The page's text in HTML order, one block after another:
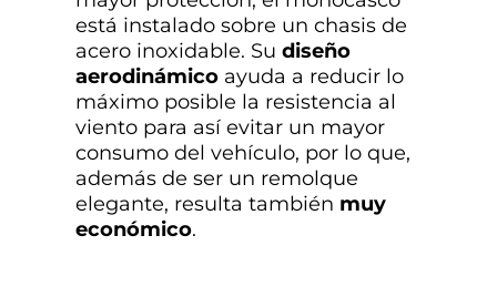
está instalado sobre un chasis de
acero inoxidable. Su diseño
aerodinámico ayuda a reducir lo
máximo posible la resistencia al
viento para así evitar un mayor
consumo del vehículo, por lo que,
además de ser un remolque
elegante, resulta también muy
económico.